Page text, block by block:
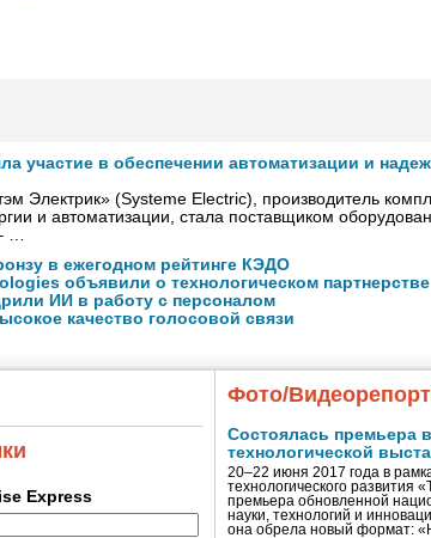
участие в обеспечении автоматизации и
Электрик» (Systeme Electric), производитель
и автоматизации, стала поставщиком
…
в ежегодном рейтинге КЭДО
объявили о технологическом партнерстве
ИИ в работу с персоналом
качество голосовой связи
Express
Фото/
Состоялась премьера
технологической
20–22 июня 2017 года в
технологического развития
премьера обновленной
науки, технологий и
она обрела новый формат: